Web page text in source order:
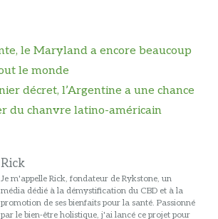
le Maryland a encore beaucoup
le monde
décret, l’Argentine a une chance
du chanvre latino-américain
Rick
Je m'appelle Rick, fondateur de Rykstone, un
média dédié à la démystification du CBD et à la
promotion de ses bienfaits pour la santé. Passionné
par le bien-être holistique, j'ai lancé ce projet pour